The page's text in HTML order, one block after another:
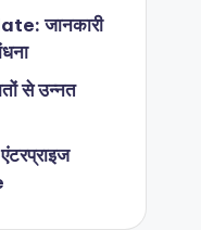
जानकारी
से उन्नत